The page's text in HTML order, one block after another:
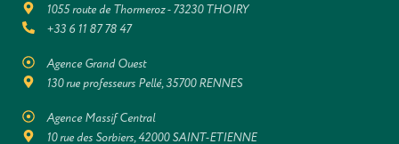
1055 route de Thormeroz - 73230 THOIRY
+33 6 11 87 78 47
Agence Grand Ouest
130 rue professeurs Pellé, 35700 RENNES
Agence Massif Central
10 rue des Sorbiers, 42000 SAINT-ETIENNE